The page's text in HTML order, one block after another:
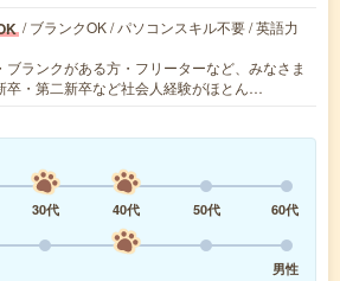
/ ブランクOK / パソコンスキル不要 / 英語力
ランクがある方・フリーターなど、みなさま
・第二新卒など社会人経験がほとん…
30代 40代 50代
60代
男性